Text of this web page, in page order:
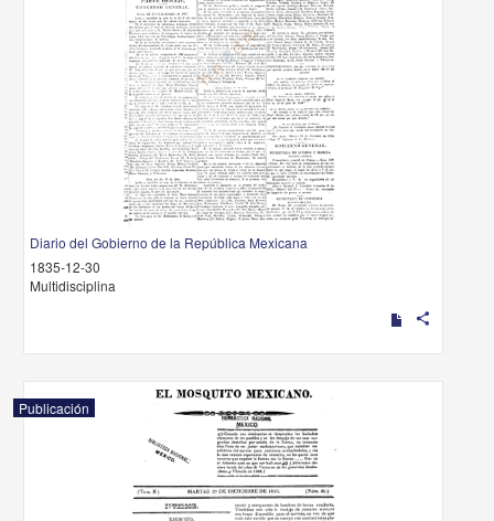
Diario del Gobierno de la República Mexicana
1835-12-30
Multidisciplina
share
Publicación